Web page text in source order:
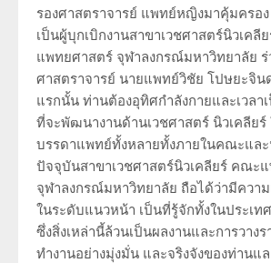
รองศาสตราจารย์ แพทย์หญิงมาคุ้มครอ
เป็นผู้บุกเบิกงานสาขาเวชศาสตร์นิวเคลี
แพทยศาสตร์ จุฬาลงกรณ์มหาวิทยาลัย ร่
ศาสตราจารย์ นายแพทย์วิชัย โปษยะจิน
แรกนั้น ท่านต้องอุทิศกำลังกายและเวลา
ที่จะพัฒนางานด้านเวชศาสตร์ นิวเคลียร์
บรรดาแพทย์ทั้งหลายทั้งภายในคณะแล
ปัจจุบันสาขาเวชศาสตร์นิวเคลียร์ คณะ
จุฬาลงกรณ์มหาวิทยาลัย ถือได้ว่ามีควา
ในระดับแนวหน้า เป็นที่รู้จักทั้งในประเท
ซึ่งสิ่งเหล่านี้ล้วนเป็นผลงานและการวาง
ทำงานอย่างมุ่งมั่น และจริงจังของท่านแ